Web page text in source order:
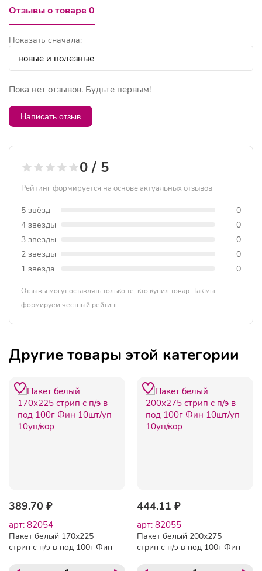
Отзывы о товаре 0
Показать сначала:
Пока нет отзывов. Будьте первым!
Написать отзыв
0 / 5
Рейтинг формируется на основе актуальных отзывов
5 звёзд
0
4 звезды
0
3 звезды
0
2 звезды
0
1 звезда
0
Отзывы могут оставлять только те, кто купил товар. Так мы
формируем честный рейтинг.
Другие товары этой категории
389.70 ₽
арт: 82054
Пакет белый 170х225
стрип с п/э в под 100г Фин
444.11 ₽
арт: 82055
Пакет белый 200х275
стрип с п/э в под 100г Фин